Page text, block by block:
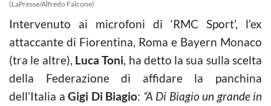
(LaPresse/Alfredo Falcone)
Intervenuto ai microfoni di ‘RMC Sport’, l’ex
attaccante di Fiorentina, Roma e Bayern Monaco
(tra le altre), Luca Toni, ha detto la sua sulla scelta
della Federazione di affidare la panchina
dell’Italia a Gigi Di Biagio: “A Di Biagio un grande in